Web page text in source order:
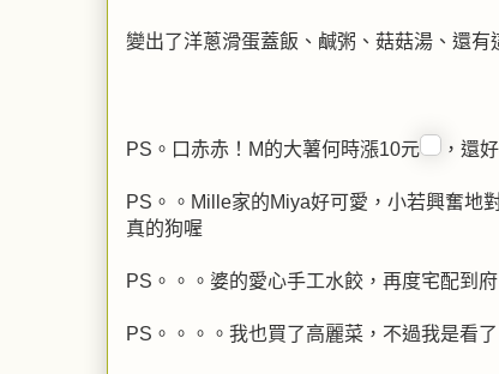
變出了洋蔥滑蛋蓋飯、鹹粥、菇菇湯、還
PS。口赤赤！M的大薯何時漲10元 ，還
PS。。Mille家的Miya好可愛，小若興奮地
真的狗喔
PS。。。婆的愛心手工水餃，再度宅配到
PS。。。。我也買了高麗菜，不過我是看